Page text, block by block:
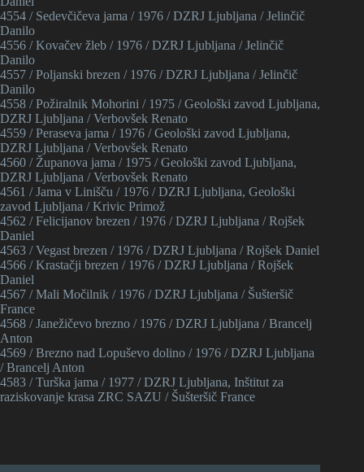
4554 / Sedevčičeva jama / 1976 / DZRJ Ljubljana / Jelinčič
Danilo
4556 / Kovačev žleb / 1976 / DZRJ Ljubljana / Jelinčič
Danilo
4557 / Poljanski brezen / 1976 / DZRJ Ljubljana / Jelinčič
Danilo
4558 / Požiralnik Mohorini / 1975 / Geološki zavod Ljubljana,
DZRJ Ljubljana / Verbovšek Renato
4559 / Peraseva jama / 1976 / Geološki zavod Ljubljana,
DZRJ Ljubljana / Verbovšek Renato
4560 / Županova jama / 1975 / Geološki zavod Ljubljana,
DZRJ Ljubljana / Verbovšek Renato
4561 / Jama v Linišču / 1976 / DZRJ Ljubljana, Geološki
zavod Ljubljana / Krivic Primož
4562 / Felicijanov brezen / 1976 / DZRJ Ljubljana / Rojšek
Daniel
4563 / Vegast brezen / 1976 / DZRJ Ljubljana / Rojšek Daniel
4566 / Krastačji brezen / 1976 / DZRJ Ljubljana / Rojšek
Daniel
4567 / Mali Močilnik / 1976 / DZRJ Ljubljana / Šušteršič
France
4568 / Janežičevo brezno / 1976 / DZRJ Ljubljana / Brancelj
Anton
4569 / Brezno nad Lopuševo dolino / 1976 / DZRJ Ljubljana
/ Brancelj Anton
4583 / Turška jama / 1977 / DZRJ Ljubljana, Inštitut za
raziskovanje krasa ZRC SAZU / Šušteršič France